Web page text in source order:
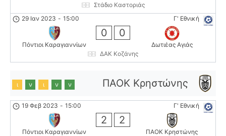
Στάδιο Καστοριάς
Γ' Εθνική
29 Ιαν 2023 - 15:00
Πόντιοι Καραγιαννίων
0 0
Δωτιέας Αγιάς
ΔΑΚ Κοζάνης
ΠΑΟΚ Κρηστώνης
ι ν ι ν ν
Γ' Εθνική
19 Φεβ 2023 - 15:00
Πόντιοι Καραγιαννίων
2 2
ΠΑΟΚ Κρηστώνης